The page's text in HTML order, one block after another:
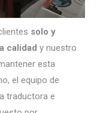
solo y
calidad y nuestro
esta
el equipo de
traductora e